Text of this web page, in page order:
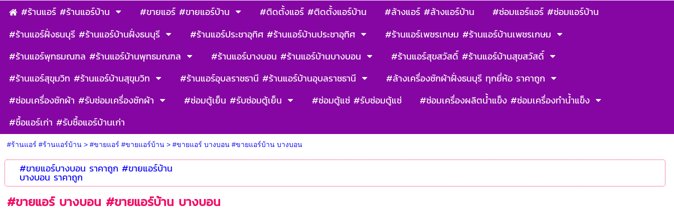
#ร้านแอร์ #ร้านแอร์บ้าน #ขายแอร์ #ขายแอร์บ้าน #ติดตั้งแอร์ #ติดตั้งแอร์บ้าน #ล้างแอร์ #ล้างแอร์บ้าน
#ซ่อมแอร์แอร์ #ซ่อมแอร์บ้าน
#ร้านแอร์ฝั่งธนบุรี #ร้านแอร์บ้านฝั่งธนบุรี
#ร้านแอร์ประชาอุทิศ #ร้านแอร์บ้านประชาอุทิศ
#ร้านแอร์เพชรเกษม #ร้านแอร์บ้านเพชรเกษม
#ร้านแอร์พุทธมณฑล #ร้านแอร์บ้านพุทธมณฑล
#ร้านแอร์บางบอน #ร้านแอร์บ้านบางบอน
#ร้านแอร์สุขสวัสดิ์ #ร้านแอร์บ้านสุขสวัสดิ์
#ร้านแอร์สุขุมวิท #ร้านแอร์บ้านสุขุมวิท
#ร้านแอร์อุบลราชธานี #ร้านแอร์บ้านอุบลราชธานี
#ล้างเครื่องซักผ้าฝั่งธนบุรี ทุกยี่ห้อ ราคาถูก
#ซ่อมเครื่องซักผ้า #รับซ่อมเครื่องซักผ้า
#ซ่อมตู้เย็น #รับซ่อมตู้เย็น #ซ่อมตู้แซ่ #รับซ่อมตู้แซ่
#ซ่อมเครื่องผลิตน้ำแข็ง #ซ่อมเครื่องทำน้ำแข็ง
#ซื้อแอร์เก่า #รับซื้อแอร์บ้านเก่า
#ร้านแอร์ #ร้านแอร์บ้าน> #ขายแอร์ #ขายแอร์บ้าน> #ขายแอร์ บางบอน #ขายแอร์บ้าน บางบอน
#ขายแอร์บางบอน ราคาถูก #ขายแอร์บ้าน
บางบอน ราคาถูก
#ขายแอร์ บางบอน #ขายแอร์บ้าน บางบอน